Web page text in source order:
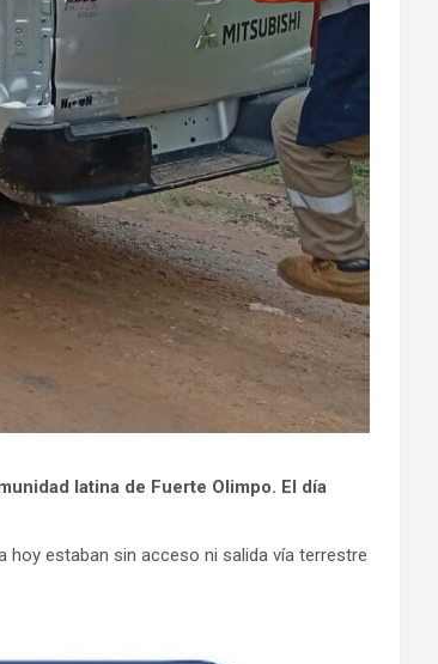
latina de Fuerte Olimpo. El día
hoy estaban sin acceso ni salida vía terrestre